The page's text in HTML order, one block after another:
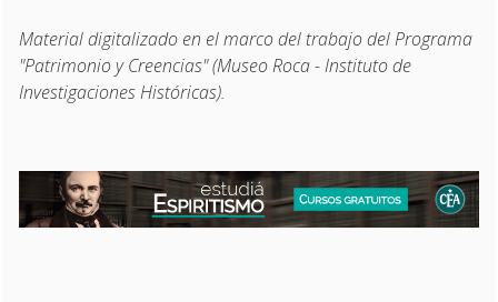
Material digitalizado en el marco del trabajo del Programa
"Patrimonio y Creencias" (Museo Roca - Instituto de
Investigaciones Históricas).